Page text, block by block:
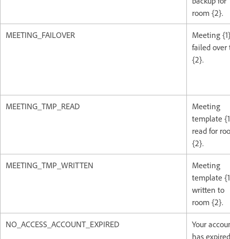
room {2}.
MEETING_FAILOVER
Meeting
failed over
{2}.
MEETING_TMP_READ
Meeting
template
read for
{2}.
MEETING_TMP_WRITTEN
Meeting
template
written to
room {2}.
NO_ACCESS_ACCOUNT_EXPIRED
Your
has